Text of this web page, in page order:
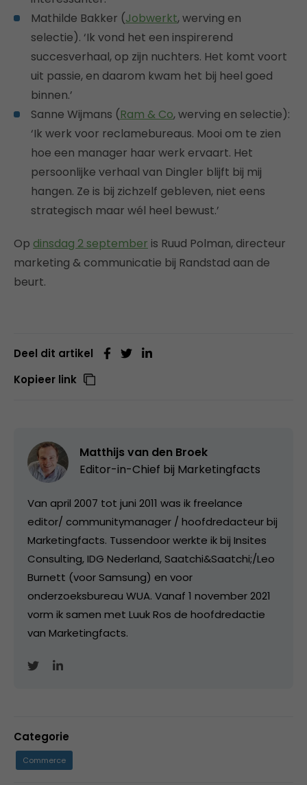
Mathilde Bakker (Jobwerkt, werving en
selectie). ‘Ik vond het een inspirerend
succesverhaal, op zijn nuchters. Het komt voort
uit passie, en daarom kwam het bij heel goed
binnen.’
Sanne Wijmans (Ram & Co, werving en selectie):
‘Ik werk voor reclamebureaus. Mooi om te zien
hoe een manager haar werk ervaart. Het
persoonlijke verhaal van Dingler blijft bij mij
hangen. Ze is bij zichzelf gebleven, niet eens
strategisch maar wél heel bewust.’
Op dinsdag 2 september is Ruud Polman, directeur
marketing & communicatie bij Randstad aan de
beurt.
Deel dit artikel
Kopieer link
Matthijs van den Broek
Editor-in-Chief bij Marketingfacts
Van april 2007 tot juni 2011 was ik freelance
editor/ communitymanager / hoofdredacteur bij
Marketingfacts. Tussendoor werkte ik bij Insites
Consulting, IDG Nederland, Saatchi&Saatchi;/Leo
Burnett (voor Samsung) en voor
onderzoeksbureau WUA. Vanaf 1 november 2021
vorm ik samen met Luuk Ros de hoofdredactie
van Marketingfacts.
Categorie
Commerce